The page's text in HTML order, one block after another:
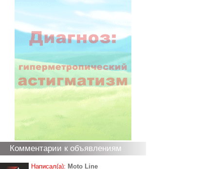
Комментарии к объявлениям
Написал(а): Moto Line